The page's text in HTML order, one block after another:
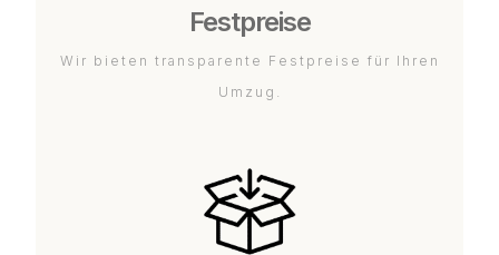
Festpreise
Wir bieten transparente Festpreise für Ihren
Umzug.